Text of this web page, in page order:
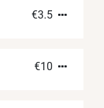
€3.5
€10